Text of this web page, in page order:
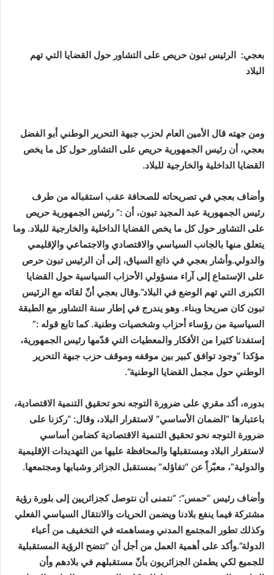
بعجي: الرئيس تبون حريص على التشاور حول القضايا التي تهم
البلاد
ومن جهته قال الأمين العام لحزب جبهة التحرير الوطني أبو الفضل
بعجي، أن رئيس الجمهورية حريص على التشاور حول كل ما يخص
القضايا الداخلية والخارجية للبلاد.
وأضاف بعجي في تصريحاته للصحافة عقب استقباله من طرف
رئيس الجمهورية عبد المجيد تبون، أن :” رئيس الجمهورية حريص
على التشاور حول كل ما يخص القضايا الداخلية والخارجية للبلاد. وما
يتعلق منها بالجانب السياسي والاقتصادي والاجتماعي والإقليمي
والدولي.وأشار بعجي في ذاتع السياق، إلى أن الرئيس تبون حرص
على الإستماع إلى آراء مسؤولي الأحزاب السياسية حول القضايا
الكبرى التي تهم الوضع في البلاد”.وقال بعجي أنّ لقائه مع الرئيس
تبون كان صريحا وبناء. وهو يندرج في إطار سنة التشاور مع الطبقة
السياسية من رؤساء أحزاب وشخصيات وطنية. كما تابع قوله :”
إستفدنا كثيرا من الأفكار والمعطيات التي قدّمها رئيس الجمهورية،
مؤكدا “وجود توافق كبير بين موقفه وموقف حزب جبهة التحرير
الوطني حول مجمل القضايا الوطنية”.
بدوره، أكد مقري على ضرورة التوجه نحو تحقيق التنمية الاقتصادية،
باعتبارها “الضمان الأساسي” لاستقرار البلاد، وقال: “ركزنا على
ضرورة التوجه نحو تحقيق التنمية الاقتصادية كضامن أساسي
لاستقرار البلاد ومستقبلها والمحافظة عليها من التهديدات الإقليمية
والدولية”، معبّراً عن “تفاؤله” بمستقبل الجزائر وشبابها ومجتمعها.
وأضاف رئيس “حمس”: “نتمنى أن نتوصل كجزائريين إلى بلورة رؤية
مشتركة فيما ينفع بلادنا ويضمن الحريات والانتقال السياسي الفعلي
وكذلك تطور المجتمع المدني ومساهمته في التخفيف من أعباء
الدولة”.وأكد على أهمية العمل من أجل أن “تتضح الرؤية المستقبلية
للجميع لكي يطمئن الجزائريون بأنّ مستقبلهم في بلادهم وأن